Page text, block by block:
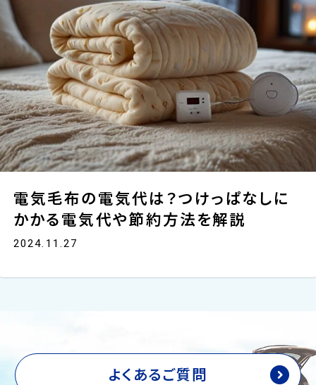
電気毛布の電気代は？つけっぱなしに
かかる電気代や節約方法を解説
2024.11.27
よくあるご質問